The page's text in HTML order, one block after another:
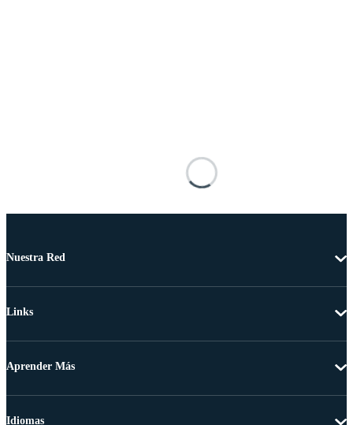
Nuestra Red
Links
Aprender Más
Idiomas